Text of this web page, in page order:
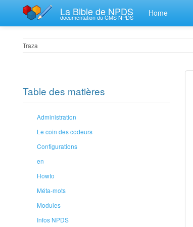
La Bible de NPDS
documentation du CMS NPDS Home
Traza
Table des matières
Administration
Le coin des codeurs
Configurations
en
Howto
Méta-mots
Modules
Infos NPDS